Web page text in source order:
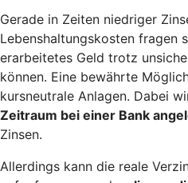
Gerade in Zeiten niedriger
Lebenshaltungskosten fragen
erarbeitetes Geld trotz
können. Eine bewährte
kursneutrale Anlagen. Dabei
Zeitraum bei einer Bank
Zinsen.
Allerdings kann die reale